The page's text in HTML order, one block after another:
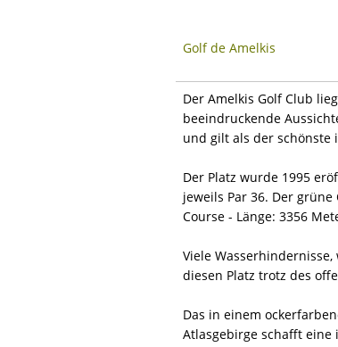
Golf de Amelkis
Der Amelkis Golf Club
beeindruckende
und gilt als der schönste
Der Platz wurde 1995
jeweils Par 36. Der
Course - Länge: 3356
Viele
diesen Platz trotz des
Das in einem
Atlasgebirge schafft eine